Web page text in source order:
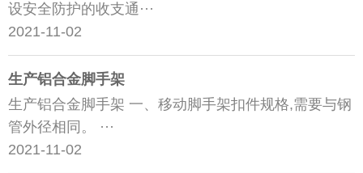
设安全防护的收支通···
2021-11-02
生产铝合金脚手架
生产铝合金脚手架 一、移动脚手架扣件规格,需要与钢
管外径相同。 ···
2021-11-02